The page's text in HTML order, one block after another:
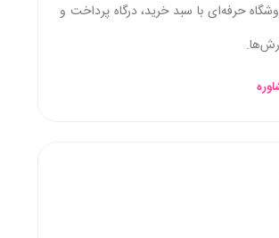
حرفه‌ای با سبد خرید، درگاه پرداخت و